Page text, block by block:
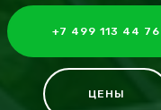
+7 499 113 44 76
ЦЕНЫ